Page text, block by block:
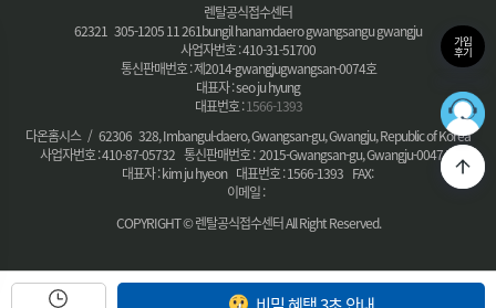
렌탈공식접수센터
62321 305-1205 11 261bungil hanamdaero gwangsangu gwangju
사업자번호 : 410-31-51700
통신판매번호 : 제2014-gwangjugwangsan-0074호
대표자 : seo ju hyung
대표번호 :1566-1393
다온홈시스 / 62306 328, Imbangul-daero, Gwangsan-gu, Gwangju, Republic of Korea
사업자번호 : 410-87-05732 통신판매번호 : 2015-Gwangsan-gu, Gwangju-0047 호
대표자 : kim ju hyeon 대표번호 : 1566-1393 FAX:
이메일 :
COPYRIGHT © 렌탈공식접수센터 All Right Reserved.
가입
후기
365
최적